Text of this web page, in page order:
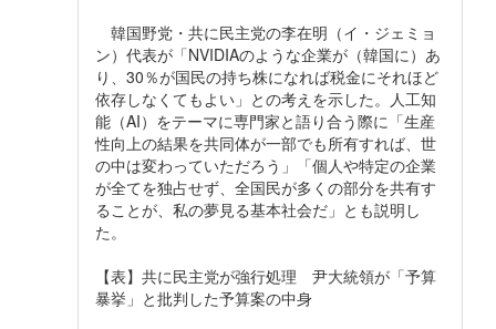
韓国野党・共に民主党の李在明（イ・ジェミョ
ン）代表が「NVIDIAのような企業が（韓国に）あ
り、30％が国民の持ち株になれば税金にそれほど
依存しなくてもよい」との考えを示した。人工知
能（AI）をテーマに専門家と語り合う際に「生産
性向上の結果を共同体が一部でも所有すれば、世
の中は変わっていただろう」「個人や特定の企業
が全てを独占せず、全国民が多くの部分を共有す
ることが、私の夢見る基本社会だ」とも説明し
た。
【表】共に民主党が強行処理 尹大統領が「予算
暴挙」と批判した予算案の中身